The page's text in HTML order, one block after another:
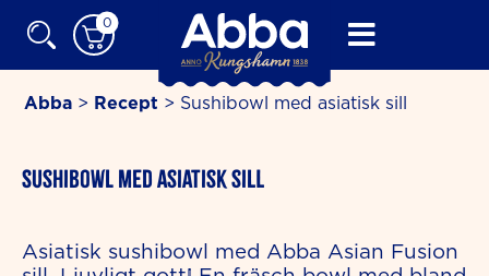
0
Abba > Recept > Sushibowl med asiatisk sill
Sushibowl med asiatisk sill
Asiatisk sushibowl med Abba Asian Fusion